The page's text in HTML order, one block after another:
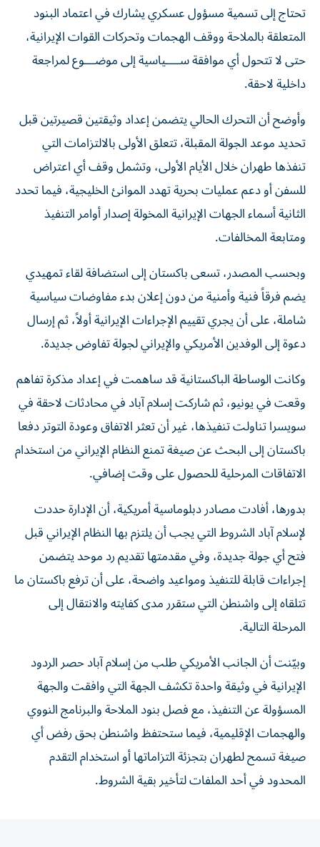
تحتاج إلى تسمية مسؤول عسكري يشارك في اعتماد البنود
المتعلقة بالملاحة ووقف الهجمات وتحركات القوات الإيرانية،
حتى لا تتحول أي موافقة ســــياسية إلى موضـــوع لمراجعة
داخلية لاحقة.
وأوضح أن التحرك الحالي يتضمن إعداد وثيقتين قصيرتين قبل
تحديد موعد الجولة المقبلة، تتعلق الأولى بالالتزامات التي
تنفذها طهران خلال الأيام الأولى، وتشمل وقف أي اعتراض
للسفن أو دعم عمليات بحرية تهدد الموانئ الخليجية، فيما تحدد
الثانية أسماء الجهات الإيرانية المخولة إصدار أوامر التنفيذ
ومتابعة المخالفات.
وبحسب المصدر، تسعى باكستان إلى استضافة لقاء تمهيدي
يضم فرقاً فنية وأمنية من دون إعلان بدء مفاوضات سياسية
شاملة، على أن يجري تقييم الإجراءات الإيرانية أولاً، ثم إرسال
دعوة إلى الوفدين الأمريكي والإيراني لجولة تفاوض جديدة.
وكانت الوساطة الباكستانية قد ساهمت في إعداد مذكرة تفاهم
وقعت في يونيو، ثم شاركت إسلام آباد في محادثات لاحقة في
سويسرا تناولت تنفيذها، غير أن تعثر الاتفاق وعودة التوتر دفعا
باكستان إلى البحث عن صيغة تمنع النظام الإيراني من استخدام
الاتفاقات المرحلية للحصول على وقت إضافي.
بدورها، أفادت مصادر دبلوماسية أمريكية، أن الإدارة حددت
لإسلام آباد الشروط التي يجب أن يلتزم بها النظام الإيراني قبل
فتح أي جولة جديدة، وفي مقدمتها تقديم رد موحد يتضمن
إجراءات قابلة للتنفيذ ومواعيد واضحة، على أن ترفع باكستان ما
تتلقاه إلى واشنطن التي ستقرر مدى كفايته والانتقال إلى
المرحلة التالية.
وبيّنت أن الجانب الأمريكي طلب من إسلام آباد حصر الردود
الإيرانية في وثيقة واحدة تكشف الجهة التي وافقت والجهة
المسؤولة عن التنفيذ، مع فصل بنود الملاحة والبرنامج النووي
والهجمات الإقليمية، فيما ستحتفظ واشنطن بحق رفض أي
صيغة تسمح لطهران بتجزئة التزاماتها أو استخدام التقدم
المحدود في أحد الملفات لتأخير بقية الشروط.